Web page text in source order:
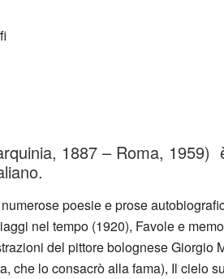
1887 – Roma, 1959)
poesie e prose
nel tempo (1920), Favole e
del pittore bolognese Giorgio
che lo consacrò alla fama), Il cielo